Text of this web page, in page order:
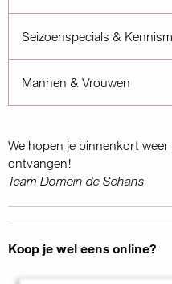
Seizoenspecials &
Mannen & Vrouwen
We hopen je binnenkort
ontvangen!
Team Domein de Schans
Koop je wel eens online?